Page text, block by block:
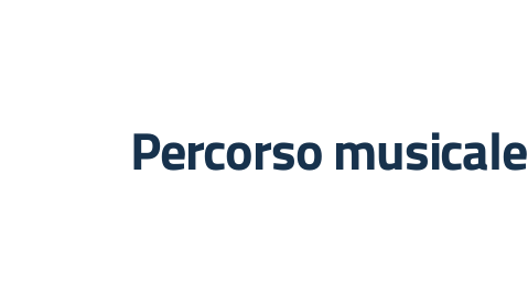
Percorso musicale